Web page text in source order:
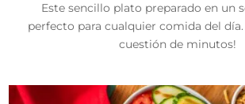
Este sencillo plato preparado en un
perfecto para cualquier comida del día.
cuestión de minutos!